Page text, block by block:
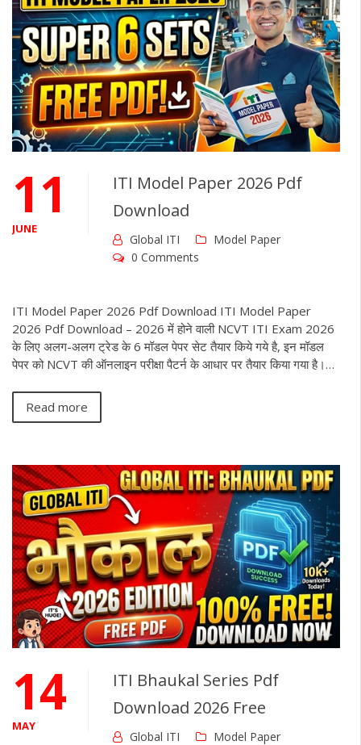
11
JUNE
ITI Model Paper 2026 Pdf
Download
Global ITI
Model Paper
0 Comments
ITI Model Paper 2026 Pdf Download ITI Model Paper
2026 Pdf Download – 2026 में होने वाली NCVT ITI Exam 2026
के लिए अलग-अलग ट्रेड के 6 मॉडल पेपर सेट तैयार किये गये है, इन मॉडल
पेपर को NCVT की ऑनलाइन परीक्षा पैटर्न के आधार पर तैयार किया गया है।…
Read more
14
MAY
ITI Bhaukal Series Pdf
Download 2026 Free
Global ITI
Model Paper